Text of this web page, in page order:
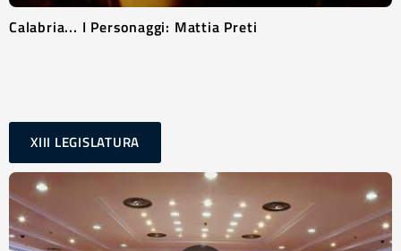
Calabria... I Personaggi: Mattia Preti
XIII LEGISLATURA